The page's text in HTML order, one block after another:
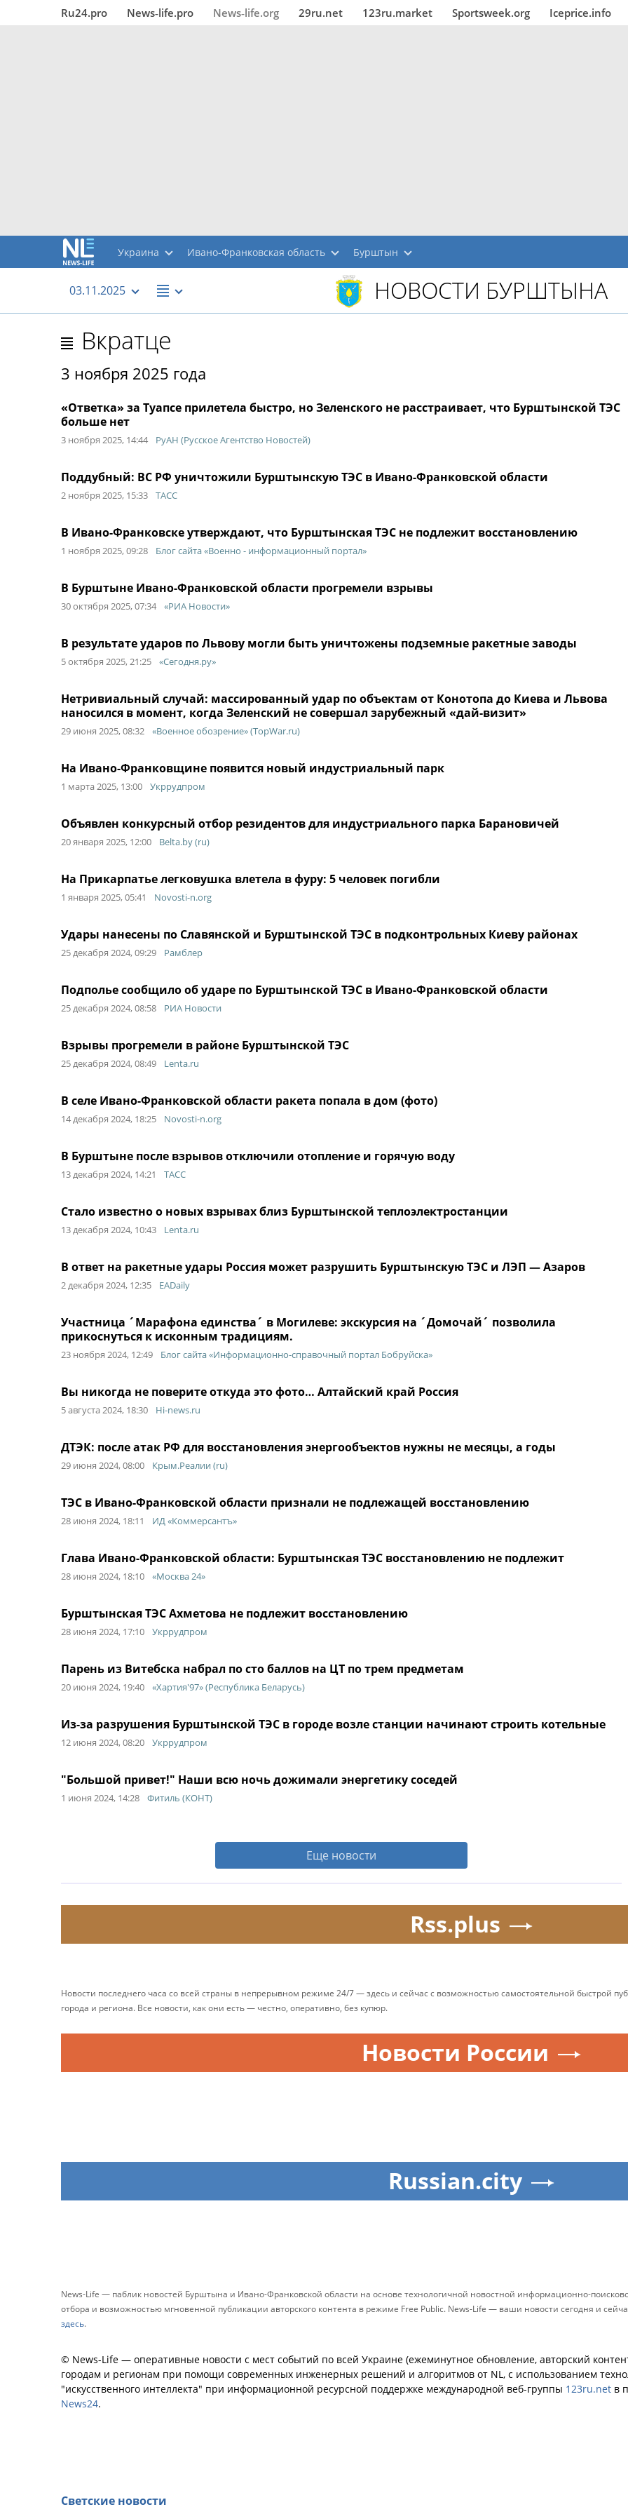
Ru24.pro News‑life.pro News‑life.org 29ru.net 123ru.market Sportsweek.org Iceprice.info
Украина Ивано-Франковская область Бурштын
03.11.2025 НОВОСТИ БУРШТЫНА
Вкратце
3 ноября 2025 года
«Ответка» за Туапсе прилетела быстро, но Зеленского не расстраивает, что Бурштынской ТЭС
больше нет
3 ноября 2025, 14:44 РуАН (Русское Агентство Новостей)
Поддубный: ВС РФ уничтожили Бурштынскую ТЭС в Ивано-Франковской области
2 ноября 2025, 15:33 ТАСС
В Ивано-Франковске утверждают, что Бурштынская ТЭС не подлежит восстановлению
1 ноября 2025, 09:28 Блог сайта «Военно - информационный портал»
В Бурштыне Ивано-Франковской области прогремели взрывы
30 октября 2025, 07:34 «РИА Новости»
В результате ударов по Львову могли быть уничтожены подземные ракетные заводы
5 октября 2025, 21:25 «Сегодня.ру»
Нетривиальный случай: массированный удар по объектам от Конотопа до Киева и Львова
наносился в момент, когда Зеленский не совершал зарубежный «дай-визит»
29 июня 2025, 08:32 «Военное обозрение» (TopWar.ru)
На Ивано-Франковщине появится новый индустриальный парк
1 марта 2025, 13:00 Укррудпром
Объявлен конкурсный отбор резидентов для индустриального парка Барановичей
20 января 2025, 12:00 Belta.by (ru)
На Прикарпатье легковушка влетела в фуру: 5 человек погибли
1 января 2025, 05:41 Novosti-n.org
Удары нанесены по Славянской и Бурштынской ТЭС в подконтрольных Киеву районах
25 декабря 2024, 09:29 Рамблер
Подполье сообщило об ударе по Бурштынской ТЭС в Ивано-Франковской области
25 декабря 2024, 08:58 РИА Новости
Взрывы прогремели в районе Бурштынской ТЭС
25 декабря 2024, 08:49 Lenta.ru
В селе Ивано-Франковской области ракета попала в дом (фото)
14 декабря 2024, 18:25 Novosti-n.org
В Бурштыне после взрывов отключили отопление и горячую воду
13 декабря 2024, 14:21 ТАСС
Стало известно о новых взрывах близ Бурштынской теплоэлектростанции
13 декабря 2024, 10:43 Lenta.ru
В ответ на ракетные удары Россия может разрушить Бурштынскую ТЭС и ЛЭП — Азаров
2 декабря 2024, 12:35 EADaily
Участница ´Марафона единства´ в Могилеве: экскурсия на ´Домочай´ позволила
прикоснуться к исконным традициям.
23 ноября 2024, 12:49 Блог сайта «Информационно-справочный портал Бобруйска»
Вы никогда не поверите откуда это фото… Алтайский край Россия
5 августа 2024, 18:30 Hi-news.ru
ДТЭК: после атак РФ для восстановления энергообъектов нужны не месяцы, а годы
29 июня 2024, 08:00 Крым.Реалии (ru)
ТЭС в Ивано-Франковской области признали не подлежащей восстановлению
28 июня 2024, 18:11 ИД «Коммерсантъ»
Глава Ивано-Франковской области: Бурштынская ТЭС восстановлению не подлежит
28 июня 2024, 18:10 «Москва 24»
Бурштынская ТЭС Ахметова не подлежит восстановлению
28 июня 2024, 17:10 Укррудпром
Парень из Витебска набрал по сто баллов на ЦТ по трем предметам
20 июня 2024, 19:40 «Хартия'97» (Республика Беларусь)
Из-за разрушения Бурштынской ТЭС в городе возле станции начинают строить котельные
12 июня 2024, 08:20 Укррудпром
"Большой привет!" Наши всю ночь дожимали энергетику соседей
1 июня 2024, 14:28 Фитиль (КОНТ)
Еще новости
Rss.plus
Новости последнего часа со всей страны в непрерывном режиме 24/7 — здесь и сейчас с возможностью самостоятельной быстрой
города и региона. Все новости, как они есть — честно, оперативно, без купюр.
Новости России
Russian.city
News-Life — паблик новостей Бурштына и Ивано-Франковской области на основе технологичной новостной информационно-
отбора и возможностью мгновенной публикации авторского контента в режиме Free Public. News-Life — ваши новости сегодня и
здесь.
© News-Life — оперативные новости с мест событий по всей Украине (ежеминутное обновление, авторский
городам и регионам при помощи современных инженерных решений и алгоритмов от NL, с использованием
"искусственного интеллекта" при информационной ресурсной поддержке международной веб-группы 123ru.net в
News24.
Светские новости